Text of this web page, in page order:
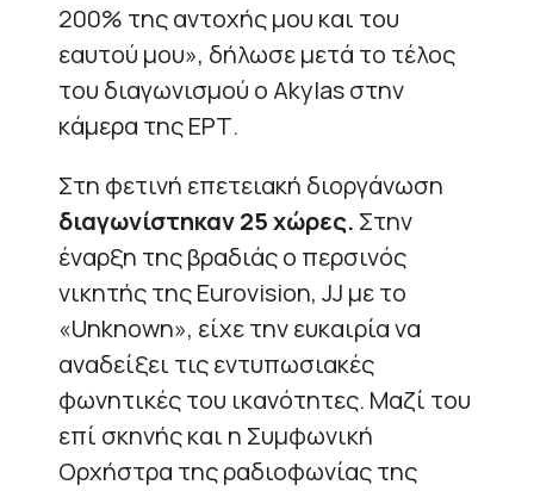
200% της αντοχής μου και του
εαυτού μου», δήλωσε μετά το τέλος
του διαγωνισμού ο Akylas στην
κάμερα της ΕΡΤ.
Στη φετινή επετειακή διοργάνωση
διαγωνίστηκαν 25 χώρες. Στην
έναρξη της βραδιάς ο περσινός
νικητής της Eurovision, JJ με το
«Unknown», είχε την ευκαιρία να
αναδείξει τις εντυπωσιακές
φωνητικές του ικανότητες. Μαζί του
επί σκηνής και η Συμφωνική
Ορχήστρα της ραδιοφωνίας της